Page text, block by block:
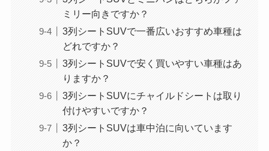
ミリー向きですか？
3列シートSUVで一番広いおすすめ車種は
どれですか？
3列シートSUVで安く買いやすい車種はあ
りますか？
3列シートSUVにチャイルドシートは取り
付けやすいですか？
3列シートSUVは車中泊に向いています
か？